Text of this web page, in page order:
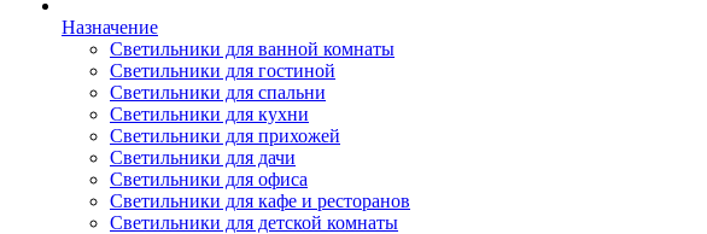
Назначение
Светильники для ванной комнаты
Светильники для гостиной
Светильники для спальни
Светильники для кухни
Светильники для прихожей
Светильники для дачи
Светильники для офиса
Светильники для кафе и ресторанов
Светильники для детской комнаты